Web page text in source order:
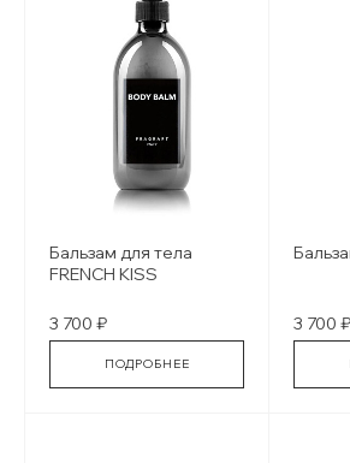
Бальзам для тела
FRENCH KISS
3 700 ₽
ПОДРОБНЕЕ
3 700 ₽